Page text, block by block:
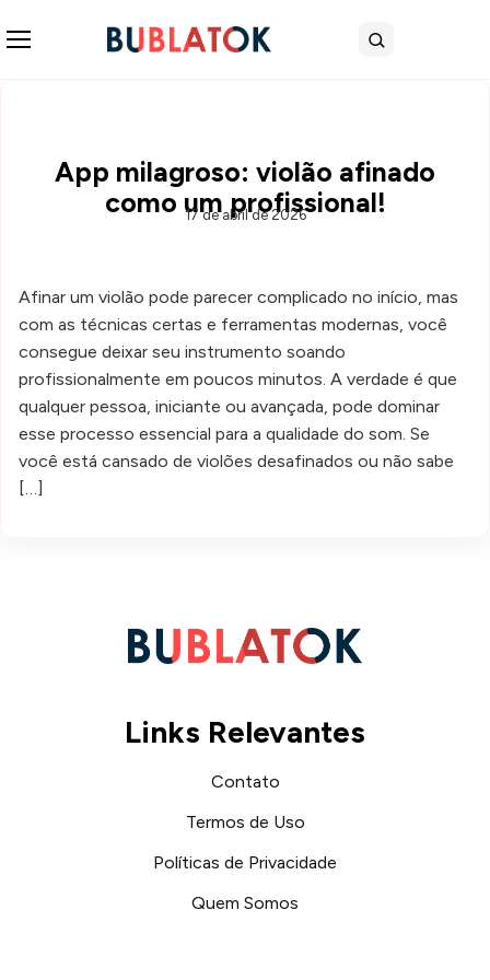
Buscar
App milagroso: violão afinado
como um profissional!
17 de abril de 2026
Afinar um violão pode parecer complicado no início, mas
com as técnicas certas e ferramentas modernas, você
consegue deixar seu instrumento soando
profissionalmente em poucos minutos. A verdade é que
qualquer pessoa, iniciante ou avançada, pode dominar
esse processo essencial para a qualidade do som. Se
você está cansado de violões desafinados ou não sabe
[…]
Links Relevantes
Contato
Termos de Uso
Políticas de Privacidade
Quem Somos